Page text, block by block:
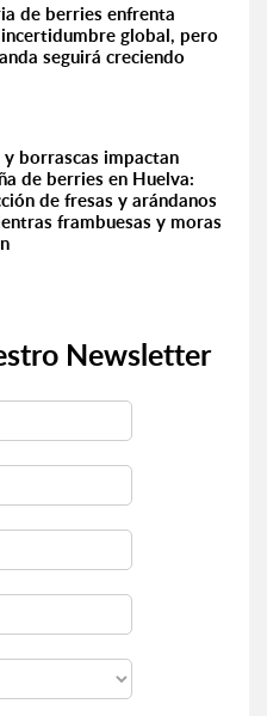
de berries enfrenta
global, pero
seguirá creciendo
y borrascas impactan
de berries en Huelva:
de fresas y arándanos
frambuesas y moras
Newsletter